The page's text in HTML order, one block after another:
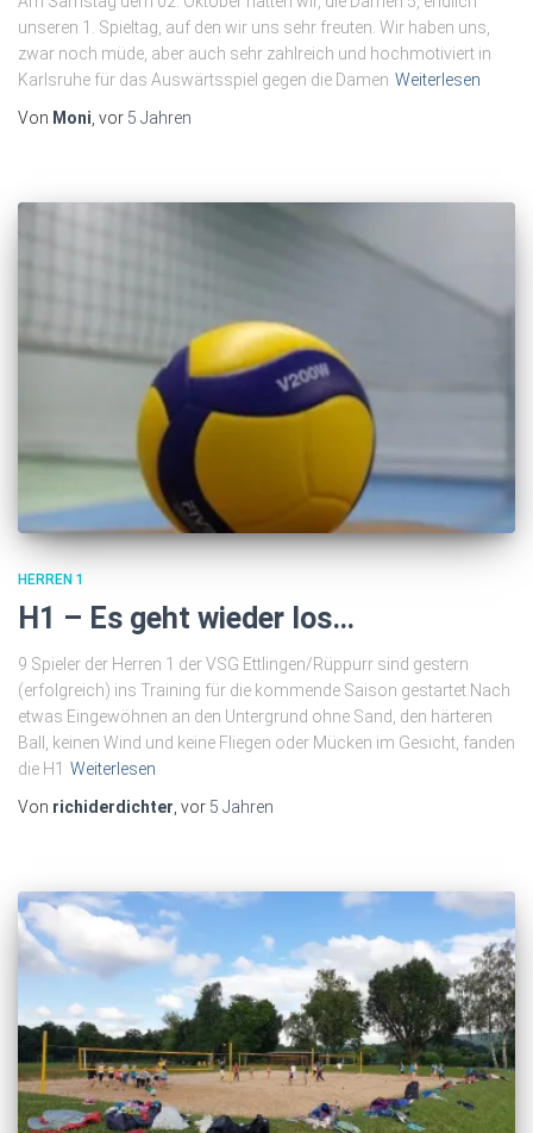
unseren 1. Spieltag, auf den wir uns sehr freuten. Wir haben uns,
zwar noch müde, aber auch sehr zahlreich und hochmotiviert in
Karlsruhe für das Auswärtsspiel gegen die Damen Weiterlesen
Von Moni , vor 5 Jahren
HERREN 1
H1 – Es geht wieder los…
9 Spieler der Herren 1 der VSG Ettlingen/Rüppurr sind gestern
(erfolgreich) ins Training für die kommende Saison gestartet.Nach
etwas Eingewöhnen an den Untergrund ohne Sand, den härteren
Ball, keinen Wind und keine Fliegen oder Mücken im Gesicht, fanden
die H1 Weiterlesen
Von richiderdichter, vor 5 Jahren